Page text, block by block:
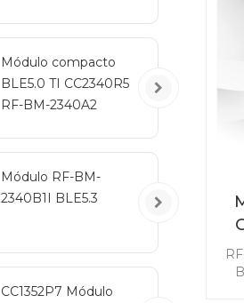
Módulo compacto
BLE5.0 TI CC2340R5
RF-BM-2340A2
Módulo RF-BM-
2340B1I BLE5.3
CC1352P7 Módulo